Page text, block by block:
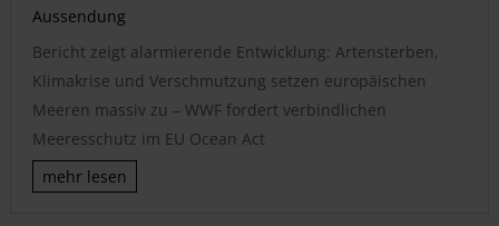
Aussendung
Bericht zeigt alarmierende Entwicklung: Artensterben,
Klimakrise und Verschmutzung setzen europäischen
Meeren massiv zu – WWF fordert verbindlichen
Meeresschutz im EU Ocean Act
mehr lesen